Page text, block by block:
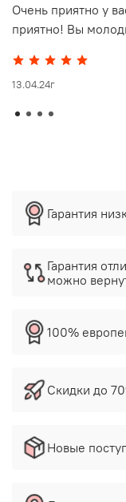
Очень приятно у
приятно! Вы
13.04.24г
Гарантия
Гарантия
можно
100%
Скидки до
Новые